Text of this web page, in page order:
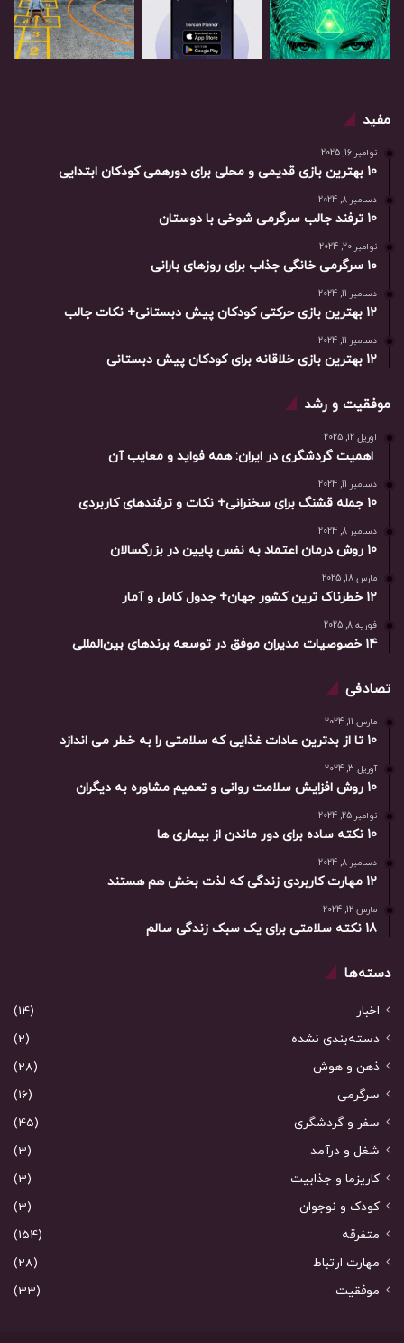
مفید
نوامبر 16, 2025
10 بهترین بازی‌ قدیمی و محلی برای دورهمی کودکان ابتدایی
دسامبر 8, 2024
10 ترفند جالب سرگرمی شوخی با دوستان
نوامبر 20, 2024
۱۰ سرگرمی خانگی جذاب برای روزهای بارانی
دسامبر 11, 2024
12 بهترین بازی حرکتی کودکان پیش دبستانی+ نکات جالب
دسامبر 11, 2024
12 بهترین بازی خلاقانه برای کودکان پیش دبستانی
موفقیت و رشد
آوریل 12, 2025
اهمیت گردشگری در ایران: همه فواید و معایب آن
دسامبر 11, 2024
10 جمله قشنگ برای سخنرانی+ نکات و ترفندهای کاربردی
دسامبر 8, 2024
10 روش درمان اعتماد به نفس پایین در بزرگسالان
مارس 18, 2025
12 خطرناک ترین کشور جهان+ جدول کامل و آمار
فوریه 8, 2025
14 خصوصیات مدیران موفق در توسعه برندهای بین‌المللی
تصادفی
مارس 11, 2024
10 تا از بدترین عادات غذایی که سلامتی را به خطر می اندازد
آوریل 3, 2024
10 روش افزایش سلامت روانی و تعمیم مشاوره به دیگران
نوامبر 25, 2024
10 نکته ساده برای دور ماندن از بیماری ها
دسامبر 8, 2024
12 مهارت کاربردی زندگی که لذت بخش هم هستند
مارس 12, 2024
18 نکته سلامتی برای یک سبک زندگی سالم
دسته‌ها
اخبار
(14)
دسته‌بندی نشده
(2)
ذهن و هوش
(28)
سرگرمی
(16)
سفر و گردشگری
(45)
شغل و درآمد
(3)
کاریزما و جذابیت
(3)
کودک و نوجوان
(3)
متفرقه
(154)
مهارت ارتباط
(28)
موفقیت
(33)